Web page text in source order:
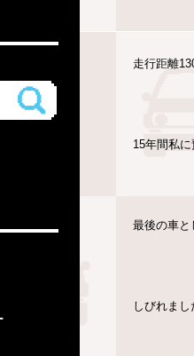
走行距離
15年間私
最後の車と
しびれまし